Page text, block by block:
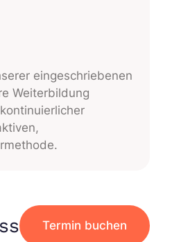
eingeschriebenen
Weiterbildung
Termin buchen